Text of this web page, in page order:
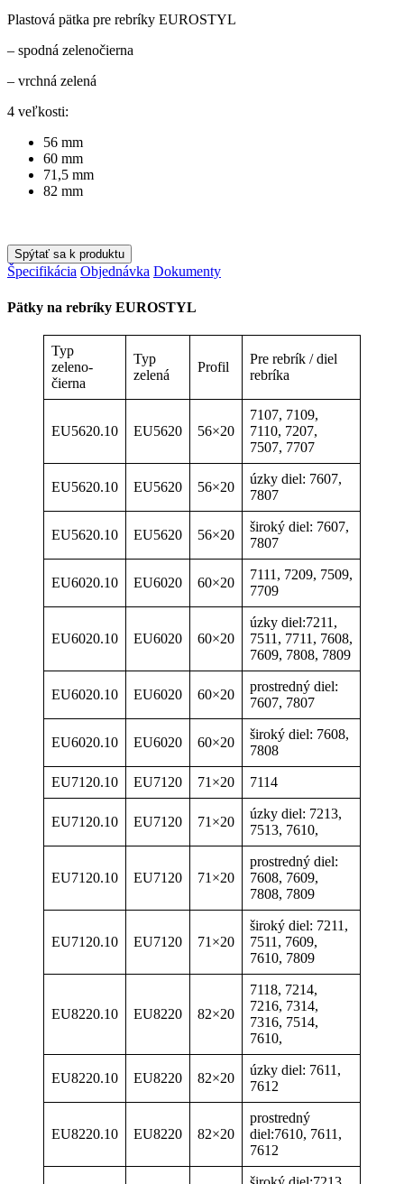
Plastová pätka pre rebríky EUROSTYL
– spodná zelenočierna
– vrchná zelená
4 veľkosti:
56 mm
60 mm
71,5 mm
82 mm
Spýtať sa k produktu
Špecifikácia Objednávka Dokumenty
Pätky na rebríky EUROSTYL
Typ
zeleno-
čierna
Typ
zelená
Profil
Pre rebrík / diel
rebríka
EU5620.10 EU5620 56×20
7107, 7109,
7110, 7207,
7507, 7707
EU5620.10 EU5620 56×20
úzky diel: 7607,
7807
EU5620.10 EU5620 56×20
široký diel: 7607,
7807
EU6020.10 EU6020 60×20
7111, 7209, 7509,
7709
EU6020.10 EU6020 60×20
úzky diel:7211,
7511, 7711, 7608,
7609, 7808, 7809
EU6020.10 EU6020 60×20
prostredný diel:
7607, 7807
EU6020.10 EU6020 60×20
široký diel: 7608,
7808
EU7120.10 EU7120 71×20 7114
EU7120.10 EU7120 71×20
úzky diel: 7213,
7513, 7610,
EU7120.10 EU7120 71×20
prostredný diel:
7608, 7609,
7808, 7809
EU7120.10 EU7120 71×20
široký diel: 7211,
7511, 7609,
7610, 7809
EU8220.10 EU8220 82×20
7118, 7214,
7216, 7314,
7316, 7514,
7610,
EU8220.10 EU8220 82×20
úzky diel: 7611,
7612
EU8220.10 EU8220 82×20
prostredný
diel:7610, 7611,
7612